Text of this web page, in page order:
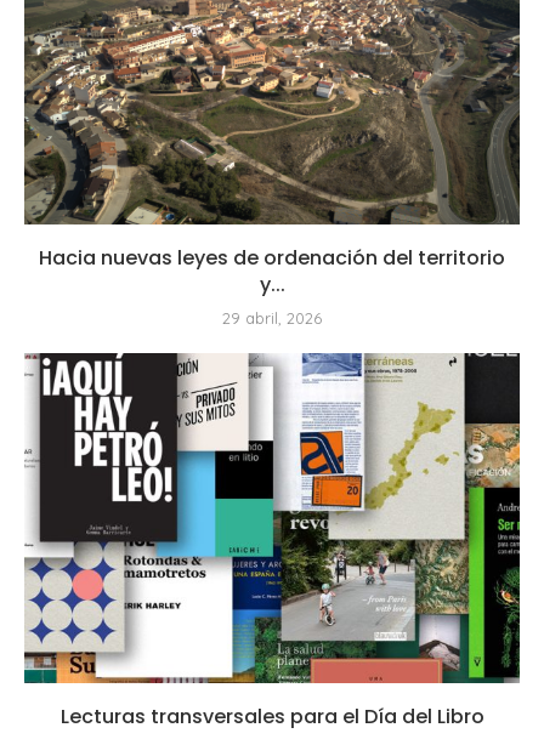
Hacia nuevas leyes de ordenación del territorio
y...
29 abril, 2026
Lecturas transversales para el Día del Libro